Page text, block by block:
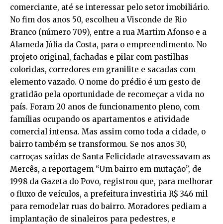
comerciante, até se interessar pelo setor imobiliário.
No fim dos anos 50, escolheu a Visconde de Rio
Branco (número 709), entre a rua Martim Afonso e a
Alameda Júlia da Costa, para o empreendimento. No
projeto original, fachadas e pilar com pastilhas
coloridas, corredores em granilite e sacadas com
elemento vazado. O nome do prédio é um gesto de
gratidão pela oportunidade de recomeçar a vida no
país. Foram 20 anos de funcionamento pleno, com
famílias ocupando os apartamentos e atividade
comercial intensa. Mas assim como toda a cidade, o
bairro também se transformou. Se nos anos 30,
carroças saídas de Santa Felicidade atravessavam as
Mercês, a reportagem “Um bairro em mutação”, de
1998 da Gazeta do Povo, registrou que, para melhorar
o fluxo de veículos, a prefeitura investiria R$ 346 mil
para remodelar ruas do bairro. Moradores pediam a
implantação de sinaleiros para pedestres, e